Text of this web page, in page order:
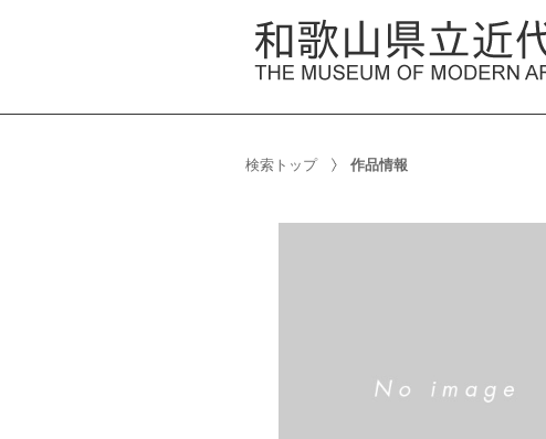
検索トップ 作品情報